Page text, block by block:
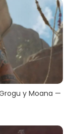
y Moana —